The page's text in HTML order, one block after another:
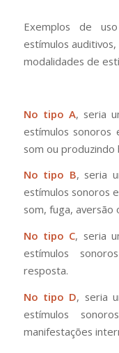
Exemplos de
estímulos
modalidades de
No tipo A, seria
estímulos sonoros
som ou produzindo
No tipo B, seria
estímulos sonoros
som, fuga, aversão
No tipo C, seria
estímulos
resposta.
No tipo D, seria
estímulos
manifestações